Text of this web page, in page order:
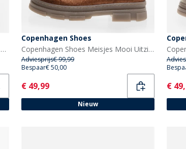
Copenhagen Shoes Meisjes Elke Dag Meisjes Laarzen 847 Dark Brown
Copenhagen Shoes
Copenhagen Shoes Meisjes Mooi Uitziende Meisjes Lage Laarzen 059 Bronze
Adviesprijs€ 99,99
Bespaar€ 50,00
Current
€ 49,99
Nieuw
€